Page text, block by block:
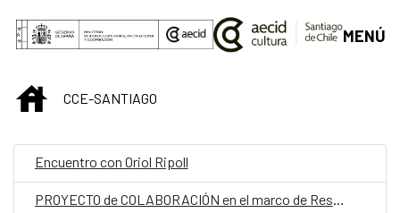
Saltar al contenido principal
MENÚ
INICIOCCE-SANTIAGO
Encuentro con Oriol Ripoll
PROYECTO de COLABORACIÓN en el marco de Residencias entre Escuela de Arte de la Universidad Católica de Temuco (Chile), con el espacio de Residencias a Cobert y el Festival Ex Abrupto (España)